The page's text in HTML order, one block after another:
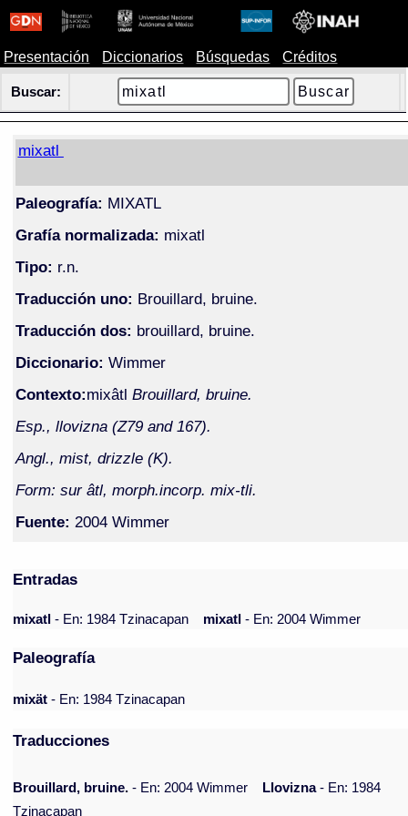
Presentación Diccionarios Búsquedas Créditos
Buscar:
mixatl
Paleografía: MIXATL
Grafía normalizada: mixatl
Tipo: r.n.
Traducción uno: Brouillard, bruine.
Traducción dos: brouillard, bruine.
Diccionario: Wimmer
Contexto:mixâtl Brouillard, bruine.
Esp., llovizna (Z79 and 167).
Angl., mist, drizzle (K).
Form: sur âtl, morph.incorp. mix-tli.
Fuente: 2004 Wimmer
Entradas
mixatl- En: 1984 Tzinacapan mixatl- En: 2004 Wimmer
Paleografía
mixät - En: 1984 Tzinacapan
Traducciones
Brouillard, bruine. - En: 2004 Wimmer Llovizna- En: 1984
Tzinacapan